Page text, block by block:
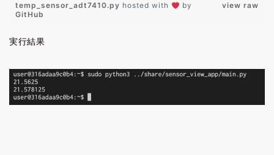
view raw
temp_sensor_adt7410.py hosted with
by
GitHub
実行結果